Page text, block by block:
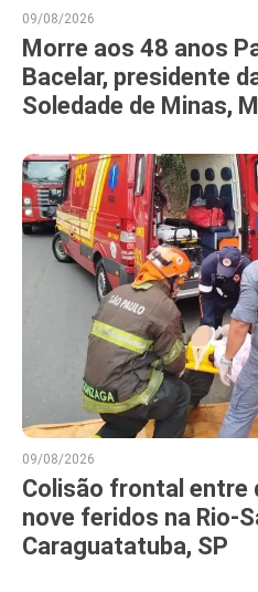
09/08/2026
Morre aos 48 anos
Bacelar, presidente
Soledade de Minas,
09/08/2026
Colisão frontal entre
nove feridos na Rio-
Caraguatatuba, SP